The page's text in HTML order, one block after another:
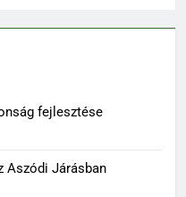
fejlesztése
Aszódi Járásban